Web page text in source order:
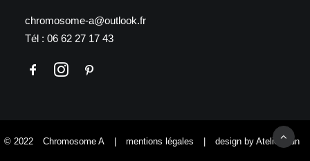
chromosome-a@outlook.fr
Tél : 06 62 27 17 43
© 2022 Chromosome A mentions légales design by Atelier Yun